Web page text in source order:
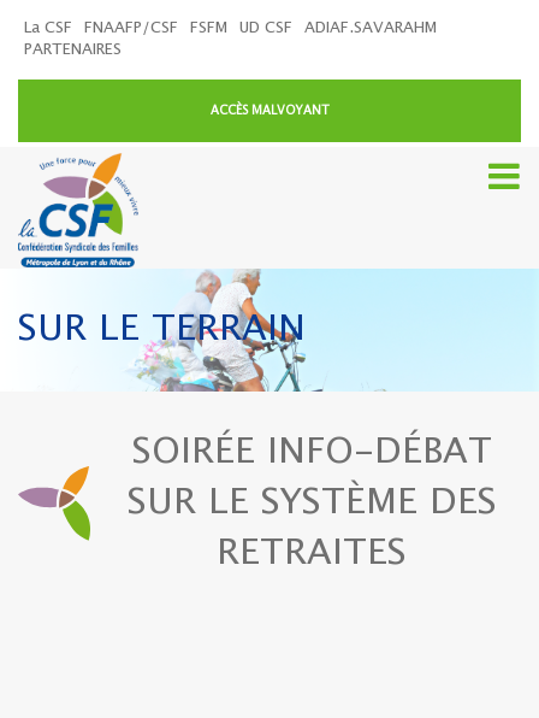
La CSF FNAAFP/CSF FSFM UD CSF
ADIAF.SAVARAHM
PARTENAIRES
ACCÈS MALVOYANT
SUR LE TERRAIN
SOIRÉE INFO-DÉBAT
SUR LE SYSTÈME DES
RETRAITES